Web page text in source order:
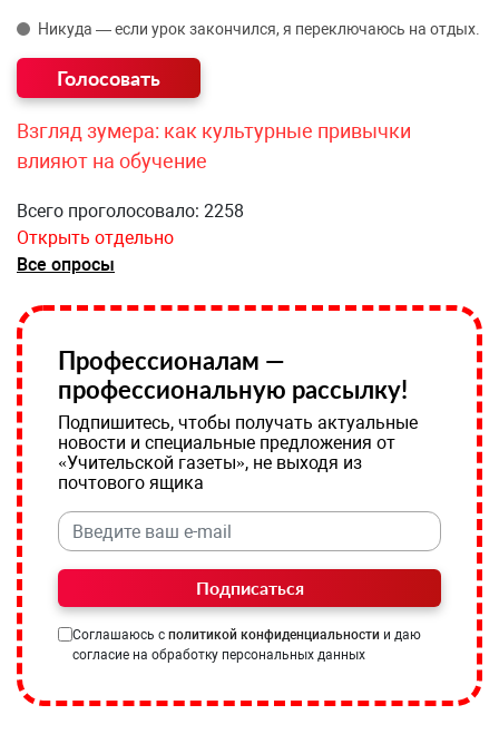
Никуда — если урок закончился, я переключаюсь на отдых.
Взгляд зумера: как культурные привычки
влияют на обучение
Всего проголосовало: 2258
Открыть отдельно
Все опросы
Профессионалам —
профессиональную рассылку!
Подпишитесь, чтобы получать актуальные
новости и специальные предложения от
«Учительской газеты», не выходя из
почтового ящика
Подписаться
Соглашаюсь с политикой конфиденциальности и даю
согласие на обработку персональных данных